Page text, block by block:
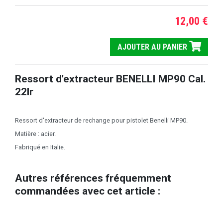
12,00 €
AJOUTER AU PANIER
Ressort d'extracteur BENELLI MP90 Cal.
22lr
Ressort d'extracteur de rechange pour pistolet Benelli MP90.
Matière : acier.
Fabriqué en Italie.
Autres références fréquemment
commandées avec cet article :